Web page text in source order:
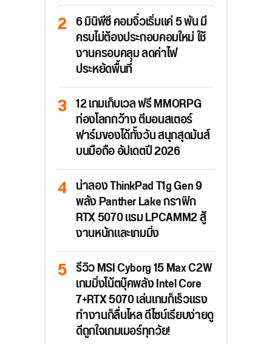
6 มินิพีซี คอมจิ๋วเริ่มแค่ 5 พัน มี
ครบไม่ต้องประกอบคอมใหม่ ใช้
งานครอบคลุม ลดค่าไฟ
ประหยัดพื้นที่
12 เกมเก็บเวล ฟรี MMORPG
ท่องโลกกว้าง ตีมอนสเตอร์
ฟาร์มของได้ทั้งวัน สนุกสุดมันส์
บนมือถือ อัปเดตปี 2026
น่าลอง ThinkPad T1g Gen 9
พลัง Panther Lake กราฟิก
RTX 5070 แรม LPCAMM2 สู้
งานหนักและเกมมิ่ง
รีวิว MSI Cyborg 15 Max C2W
เกมมิ่งโน้ตบุ๊คพลัง Intel Core
7+RTX 5070 เล่นเกมก็เร็วแรง
ทำงานก็ลื่นไหล ดีไซน์เรียบง่ายดู
ดีถูกใจเกมเมอร์ทุกวัย!